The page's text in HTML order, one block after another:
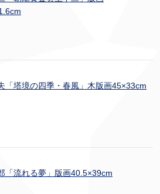
「塔境の四季・春風」木版画45×33cm
「流れる夢」版画40.5×39cm